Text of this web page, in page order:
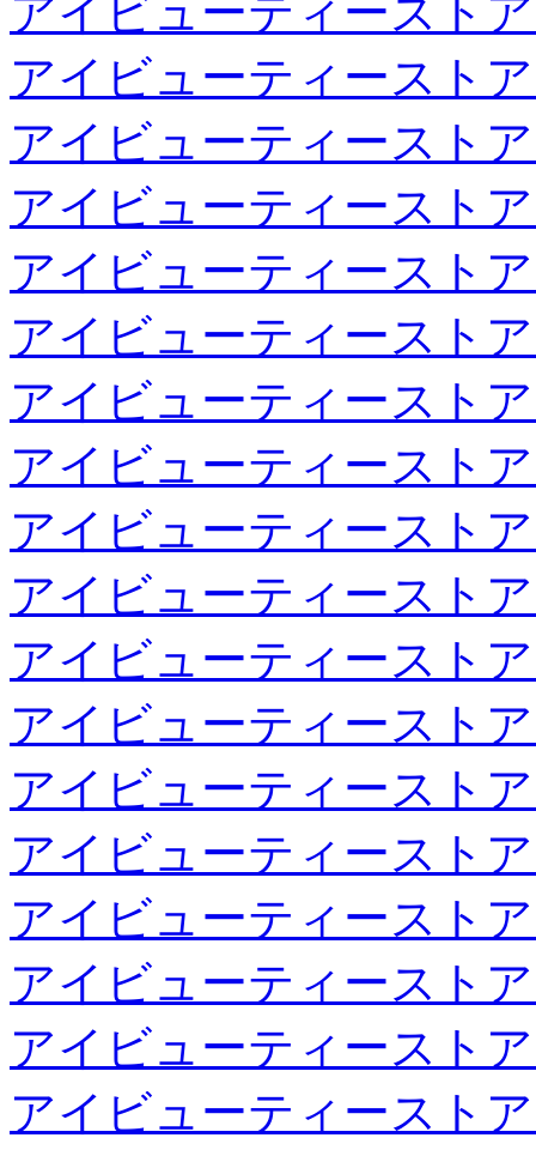
アイビューティースト
アイビューティースト
アイビューティースト
アイビューティースト
アイビューティースト
アイビューティースト
アイビューティースト
アイビューティースト
アイビューティースト
アイビューティースト
アイビューティースト
アイビューティースト
アイビューティースト
アイビューティースト
アイビューティースト
アイビューティースト
アイビューティースト
アイビューティースト